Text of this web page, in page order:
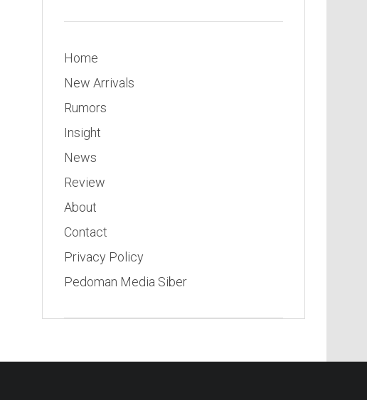
Home
New Arrivals
Rumors
Insight
News
Review
About
Contact
Privacy Policy
Pedoman Media Siber